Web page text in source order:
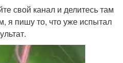
свой канал и делитесь там
я пишу то, что уже испытал